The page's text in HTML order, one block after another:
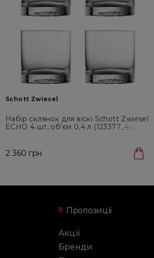
Schott Zwiesel
Набір склянок для віскі Schott Zwiesel
ECHO 4 шт, об'єм 0,4 л (123377_4шт)
2 360 грн
Пропозиції
Акції
Бренди